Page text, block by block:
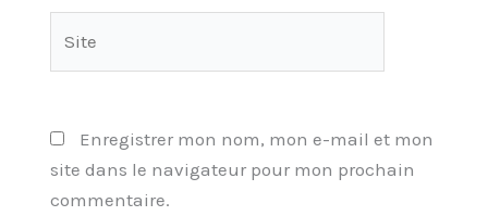
Enregistrer mon nom, mon e-mail et mon
site dans le navigateur pour mon prochain
commentaire.